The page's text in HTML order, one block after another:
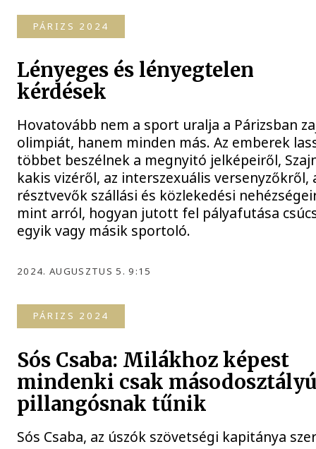
PÁRIZS 2024
Lényeges és lényegtelen
kérdések
Hovatovább nem a sport uralja a Párizsban
olimpiát, hanem minden más. Az emberek
többet beszélnek a megnyitó jelképeiről,
kakis vizéről, az interszexuális versenyzőkről,
résztvevők szállási és közlekedési
mint arról, hogyan jutott fel pályafutása
egyik vagy másik sportoló.
2024. AUGUSZTUS 5. 9:15
PÁRIZS 2024
Sós Csaba: Milákhoz képest
mindenki csak
pillangósnak tűnik
Sós Csaba, az úszók szövetségi kapitánya